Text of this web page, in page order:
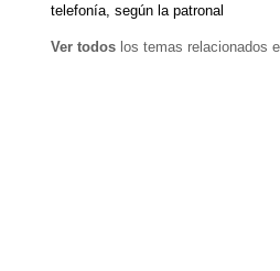
telefonía, según la patronal
Ver todos los temas relacionados